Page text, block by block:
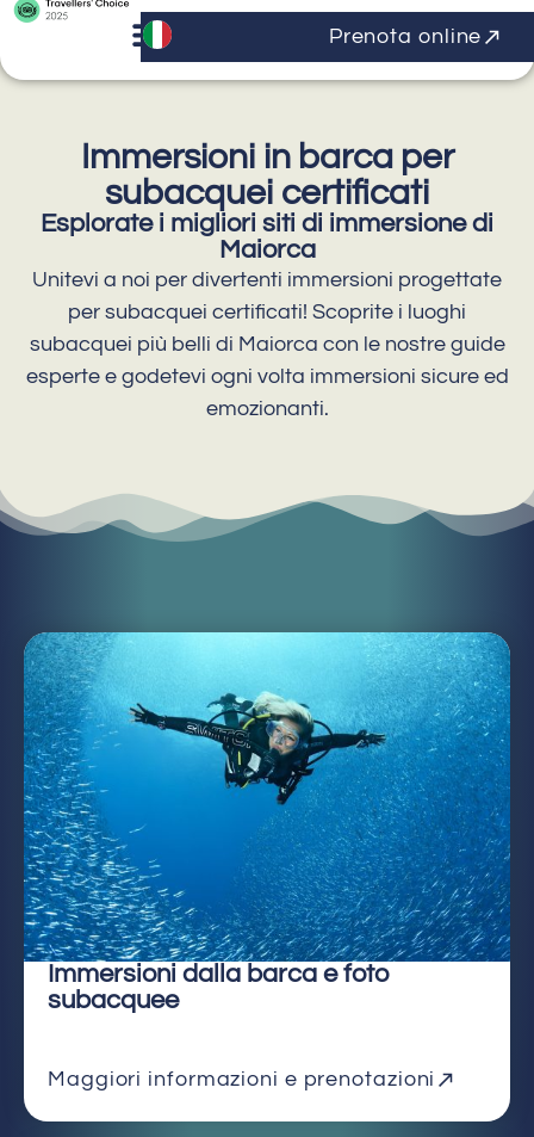
Prenota online
Immersioni in barca per
subacquei certificati
Esplorate i migliori siti di immersione di
Maiorca
Unitevi a noi per divertenti immersioni progettate
per subacquei certificati! Scoprite i luoghi
subacquei più belli di Maiorca con le nostre guide
esperte e godetevi ogni volta immersioni sicure ed
emozionanti.
Immersioni dalla barca e foto
subacquee
Maggiori informazioni e prenotazioni